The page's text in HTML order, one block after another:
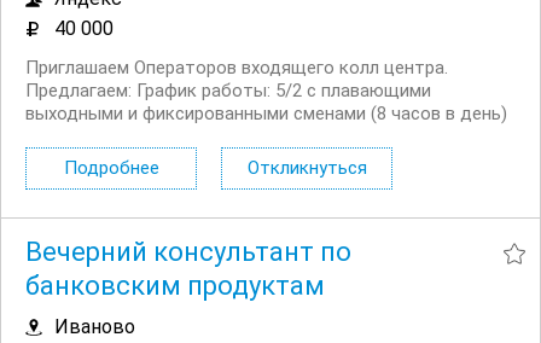
40 000
Приглашаем Операторов входящего колл центра.
Предлагаем: График работы: 5/2 с плавающими
выходными и фиксированными сменами (8 часов в день)
Удалённую работу и гибкий график — 5/2 с плавающими
выходными и фиксированными сменами...
Подробнее Откликнуться
Вечерний консультант по
банковским продуктам
Иваново